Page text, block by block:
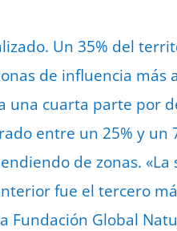
Un 35% del
de influencia más
una cuarta parte por
entre un 25% y un
de zonas.
fue el tercero
Fundación Global